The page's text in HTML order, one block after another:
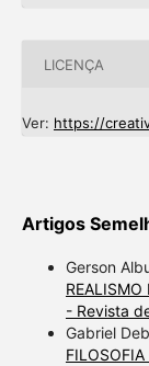
LICENÇA
Ver: https://
Artigos
Gerson
REALISMO
- Revista
Gabriel